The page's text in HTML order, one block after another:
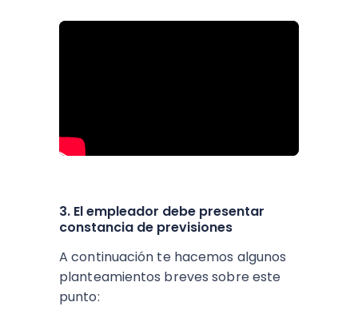
3. El empleador debe presentar
constancia de previsiones
A continuación te hacemos algunos
planteamientos breves sobre este
punto: